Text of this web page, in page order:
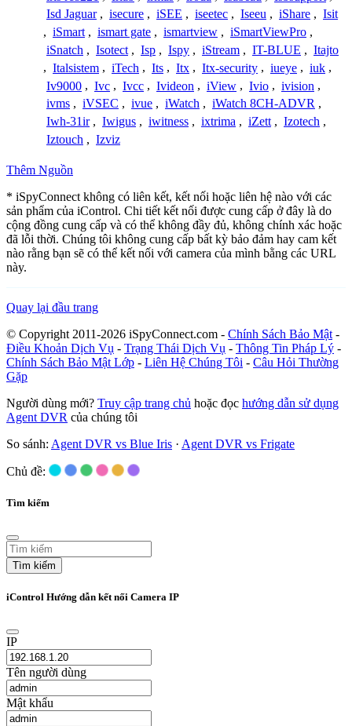
Isd Jaguar , isecure , iSEE , iseetec , Iseeu , iShare , Isit
, iSmart , ismart gate , ismartview , iSmartViewPro ,
iSnatch , Isotect , Isp , Ispy , iStream , IT-BLUE , Itajto
, Italsistem , iTech , Its , Itx , Itx-security , iueye , iuk ,
Iv9000 , Ivc , Ivcc , Ivideon , iView , Ivio , ivision ,
ivms , iVSEC , ivue , iWatch , iWatch 8CH-ADVR ,
Iwh-31ir , Iwigus , iwitness , ixtrima , iZett , Izotech ,
Iztouch , Izviz
Thêm Nguồn
* iSpyConnect không có liên kết, kết nối hoặc liên hệ nào với các
sản phẩm của iControl. Chi tiết kết nối được cung cấp ở đây là do
cộng đồng cung cấp và có thể không đầy đủ, không chính xác hoặc
đã lỗi thời. Chúng tôi không cung cấp bất kỳ bảo đảm hay cam kết
nào rằng bạn sẽ có thể kết nối với camera của mình bằng các URL
này.
Quay lại đầu trang
© Copyright 2011-2026 iSpyConnect.com - Chính Sách Bảo Mật -
Điều Khoản Dịch Vụ - Trạng Thái Dịch Vụ - Thông Tin Pháp Lý -
Chính Sách Bảo Mật Lớp - Liên Hệ Chúng Tôi - Câu Hỏi Thường
Gặp
Người dùng mới? Truy cập trang chủ hoặc đọc hướng dẫn sử dụng
Agent DVR của chúng tôi
So sánh: Agent DVR vs Blue Iris · Agent DVR vs Frigate
Chủ đề:
Tìm kiếm
Tìm kiếm
iControl Hướng dẫn kết nối Camera IP
IP
Tên người dùng
Mật khẩu